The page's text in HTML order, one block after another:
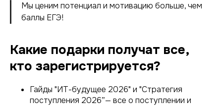
Мы ценим потенциал и мотивацию больше, чем
баллы ЕГЭ!
Какие подарки получат все,
кто зарегистрируется?
Гайды "ИТ-будущее 2026" и "Стратегия
поступления 2026”— все о поступлении и